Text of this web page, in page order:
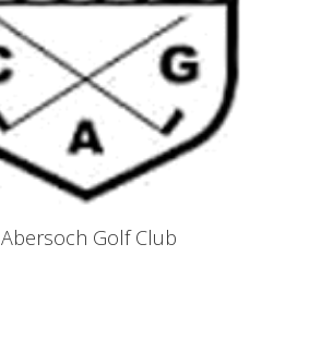
Abersoch Golf Club